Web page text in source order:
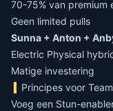
70-75% van premium
Geen limited pulls
Sunna + Anton +
Electric Physical
Matige investering
Principes voor
Voeg een Stun-